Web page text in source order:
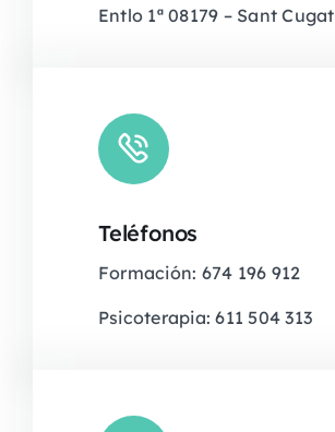
Entlo 1ª 08179 – Sant Cugat
Teléfonos
Formación: 674 196 912
Psicoterapia: 611 504 313